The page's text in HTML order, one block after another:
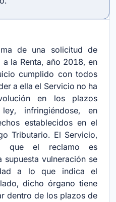
de una solicitud de
la Renta, año 2018, en
cumplido con todos
a ella el Servicio no ha
en los plazos
infringiéndose, en
establecidos en el
Tributario. El Servicio,
que el reclamo es
supuesta vulneración se
a lo que indica el
dicho órgano tiene
dentro de los plazos de